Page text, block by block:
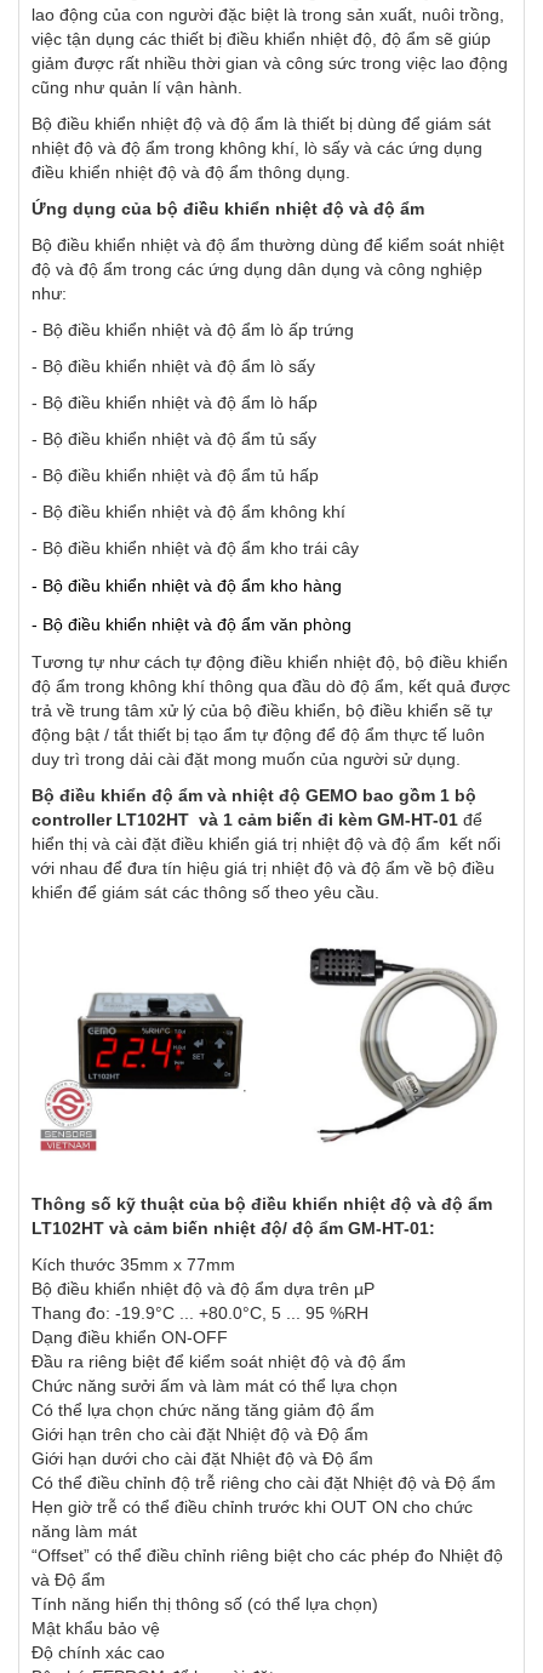
lao động của con người đặc biệt là trong sản xuất, nuôi trồng,
việc tận dụng các thiết bị điều khiển nhiệt độ, độ ẩm sẽ giúp
giảm được rất nhiều thời gian và công sức trong việc lao động
cũng như quản lí vận hành.
Bộ điều khiển nhiệt độ và độ ẩm là thiết bị dùng để giám sát
nhiệt độ và độ ẩm trong không khí, lò sấy và các ứng dụng
điều khiển nhiệt độ và độ ẩm thông dụng.
Ứng dụng của bộ điều khiển nhiệt độ và độ ẩm
Bộ điều khiển nhiệt và độ ẩm thường dùng để kiểm soát nhiệt
độ và độ ẩm trong các ứng dụng dân dụng và công nghiệp
như:
- Bộ điều khiển nhiệt và độ ẩm lò ấp trứng
- Bộ điều khiển nhiệt và độ ẩm lò sấy
- Bộ điều khiển nhiệt và độ ẩm lò hấp
- Bộ điều khiển nhiệt và độ ẩm tủ sấy
- Bộ điều khiển nhiệt và độ ẩm tủ hấp
- Bộ điều khiển nhiệt và độ ẩm không khí
- Bộ điều khiển nhiệt và độ ẩm kho trái cây
- Bộ điều khiển nhiệt và độ ẩm kho hàng
- Bộ điều khiển nhiệt và độ ẩm văn phòng
Tương tự như cách tự động điều khiển nhiệt độ, bộ điều khiển
độ ẩm trong không khí thông qua đầu dò độ ẩm, kết quả được
trả về trung tâm xử lý của bộ điều khiển, bộ điều khiển sẽ tự
động bật / tắt thiết bị tạo ẩm tự động để độ ẩm thực tế luôn
duy trì trong dải cài đặt mong muốn của người sử dụng.
Bộ điều khiển độ ẩm và nhiệt độ GEMO bao gồm 1 bộ
controller LT102HT và 1 cảm biến đi kèm GM-HT-01 để
hiển thị và cài đặt điều khiển giá trị nhiệt độ và độ ẩm kết nối
với nhau để đưa tín hiệu giá trị nhiệt độ và độ ẩm về bộ điều
khiển để giám sát các thông số theo yêu cầu.
Thông số kỹ thuật của bộ điều khiển nhiệt độ và độ ẩm
LT102HT và cảm biến nhiệt độ/ độ ẩm GM-HT-01:
Kích thước 35mm x 77mm
Bộ điều khiển nhiệt độ và độ ẩm dựa trên µP
Thang đo: -19.9°C ... +80.0°C, 5 ... 95 %RH
Dạng điều khiển ON-OFF
Đầu ra riêng biệt để kiểm soát nhiệt độ và độ ẩm
Chức năng sưởi ấm và làm mát có thể lựa chọn
Có thể lựa chọn chức năng tăng giảm độ ẩm
Giới hạn trên cho cài đặt Nhiệt độ và Độ ẩm
Giới hạn dưới cho cài đặt Nhiệt độ và Độ ẩm
Có thể điều chỉnh độ trễ riêng cho cài đặt Nhiệt độ và Độ ẩm
Hẹn giờ trễ có thể điều chỉnh trước khi OUT ON cho chức
năng làm mát
“Offset” có thể điều chỉnh riêng biệt cho các phép đo Nhiệt độ
và Độ ẩm
Tính năng hiển thị thông số (có thể lựa chọn)
Mật khẩu bảo vệ
Độ chính xác cao